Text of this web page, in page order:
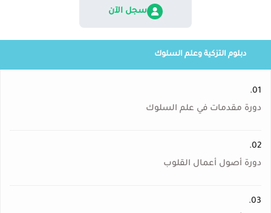
سجل الآن
دبلوم التزكية وعلم السلوك
01.
دورة مقدمات في علم السلوك
02.
دورة أصول أعمال القلوب
03.